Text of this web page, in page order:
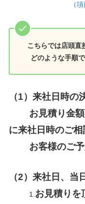
（
こちらでは店頭直
どのような手順
（1）来社日時の
お見積り金
に来社日時のご相
お客様のご
（2）来社日、当
1. お見積りを